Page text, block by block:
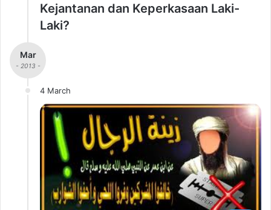
Kejantanan dan Keperkasaan Laki-
Laki?
Mar
- 2013 -
4 March